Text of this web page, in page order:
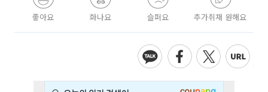
좋아요 화나요 슬퍼요 추가취재 원해요